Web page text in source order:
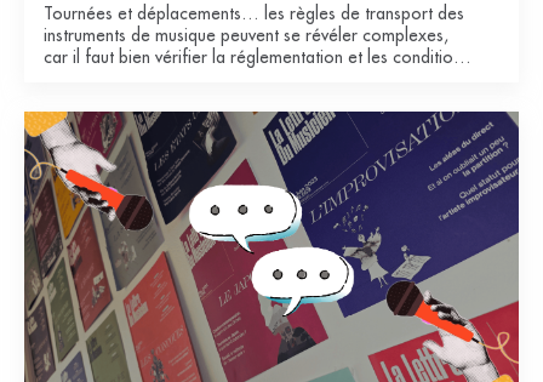
Tournées et déplacements… les règles de transport des
instruments de musique peuvent se révéler complexes,
car il faut bien vérifier la réglementation et les conditions